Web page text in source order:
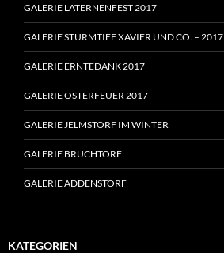
GALERIE LATERNENFEST 2017
GALERIE STURMTIEF XAVIER UND CO. – 2017
GALERIE ERNTEDANK 2017
GALERIE OSTERFEUER 2017
GALERIE JELMSTORF IM WINTER
GALERIE BRUCHTORF
GALERIE ADDENSTORF
KATEGORIEN